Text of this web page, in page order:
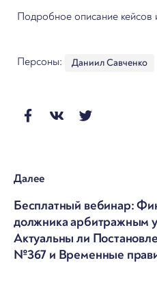
Подробное описание кейсов
Персоны: Даниил Савченко
Далее
Бесплатный вебинар:
должника арбитражным
Актуальны ли
№367 и Временные